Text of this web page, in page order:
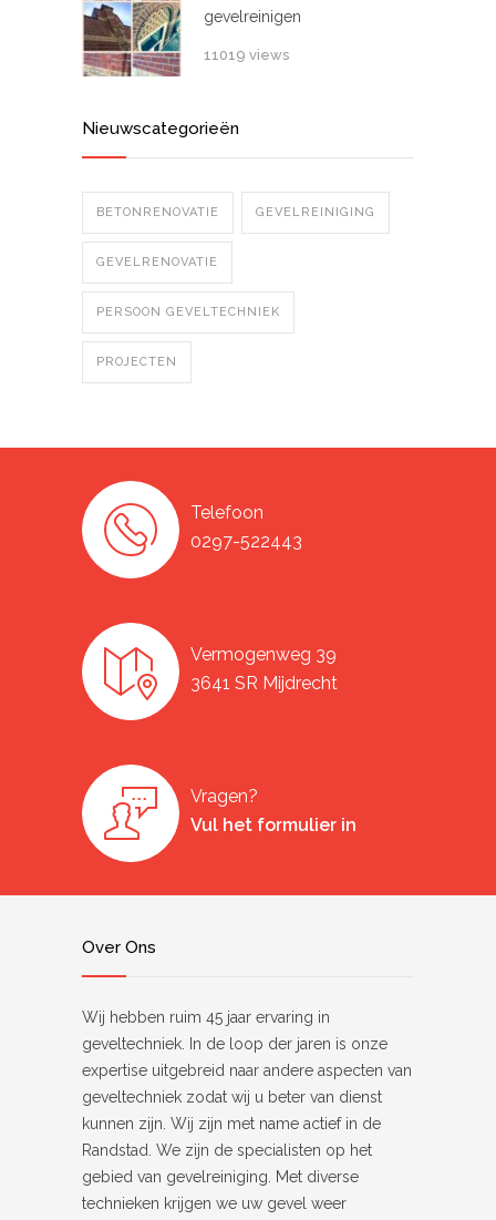
gevelreinigen
11019 views
Nieuwscategorieën
BETONRENOVATIE GEVELREINIGING
GEVELRENOVATIE
PERSOON GEVELTECHNIEK
PROJECTEN
Telefoon
0297-522443
Vermogenweg 39
3641 SR Mijdrecht
Vragen?
Vul het formulier in
Over Ons
Wij hebben ruim 45 jaar ervaring in
geveltechniek. In de loop der jaren is onze
expertise uitgebreid naar andere aspecten van
geveltechniek zodat wij u beter van dienst
kunnen zijn. Wij zijn met name actief in de
Randstad. We zijn de specialisten op het
gebied van gevelreiniging. Met diverse
technieken krijgen we uw gevel weer